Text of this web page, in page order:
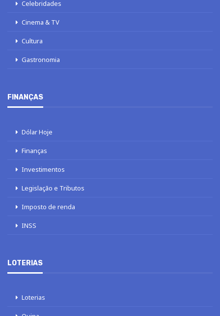
Celebridades
Cinema & TV
Cultura
Gastronomia
FINANÇAS
Dólar Hoje
Finanças
Investimentos
Legislação e Tributos
Imposto de renda
INSS
LOTERIAS
Loterias